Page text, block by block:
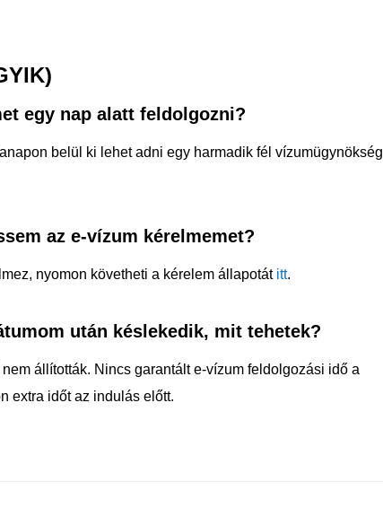
egy nap alatt feldolgozni?
belül ki lehet adni egy harmadik fél vízumügynökség
az e-vízum kérelmemet?
nyomon követheti a kérelem állapotát itt.
után késlekedik, mit tehetek?
állították. Nincs garantált e-vízum feldolgozási idő a
extra időt az indulás előtt.